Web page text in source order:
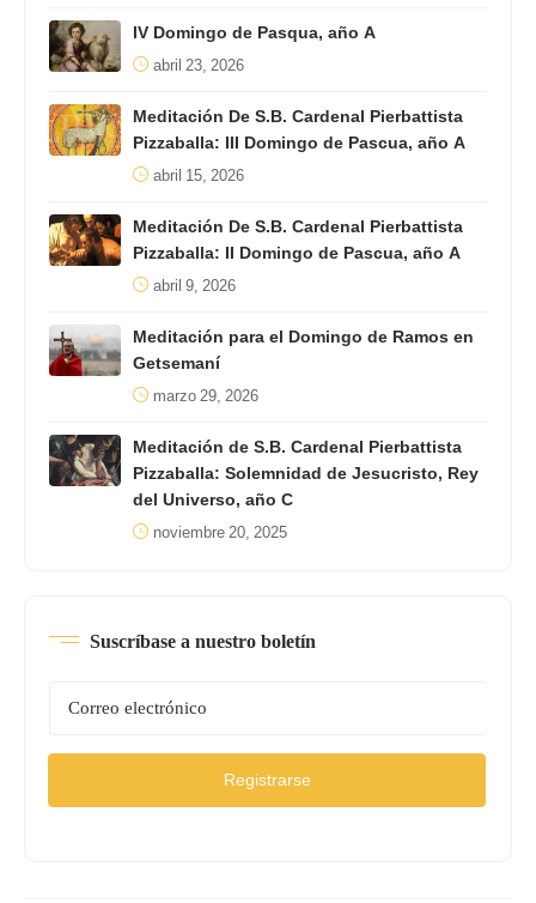
IV Domingo de Pasqua, año A
abril 23, 2026
Meditación De S.B. Cardenal Pierbattista
Pizzaballa: III Domingo de Pascua, año A
abril 15, 2026
Meditación De S.B. Cardenal Pierbattista
Pizzaballa: II Domingo de Pascua, año A
abril 9, 2026
Meditación para el Domingo de Ramos en
Getsemaní
marzo 29, 2026
Meditación de S.B. Cardenal Pierbattista
Pizzaballa: Solemnidad de Jesucristo, Rey
del Universo, año C
noviembre 20, 2025
Suscríbase a nuestro boletín
Registrarse